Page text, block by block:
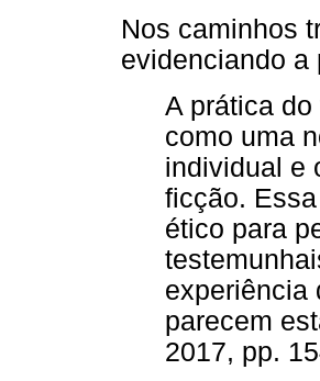
Nos caminhos
evidenciando a
A prática
como uma
individual e
ficção.
ético para
experiência
parecem
2017, pp.